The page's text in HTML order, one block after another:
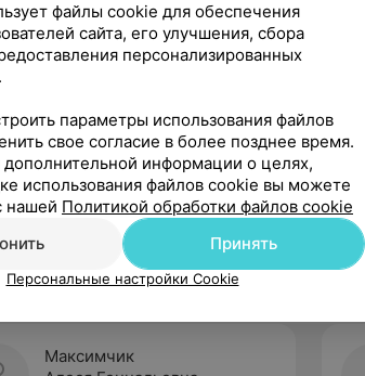
Рекомендую
Максимчик
файлы cookie для обеспечения
сайта, его улучшения, сбора
персонализированных
параметры использования файлов
свое согласие в более позднее время.
информации о целях,
использования файлов cookie вы можете
нашей Политикой обработки файлов cookie
Принять
Персональные настройки Cookie